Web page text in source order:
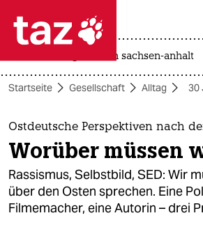
 taz zahl ich
taz zahl ich
themen
politik
öko
landtagswahl in sachsen-anhalt
Startseite Gesellschaft Alltag 30
Ostdeutsche Perspektiven nach
Worüber müssen
Rassismus, Selbstbild, SED: Wir
über den Osten sprechen. Eine
Filmemacher, eine Autorin – drei